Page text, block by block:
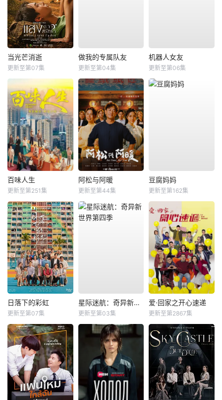
当光芒消逝
更新至第07集
做我的专属队友
更新至第04集
机器人女友
更新至第06集
百味人生
更新至第251集
阿松与阿暖
更新至第44集
豆腐妈妈
更新至第162集
日落下的彩虹
更新至第07集
星际迷航：奇异新世界第四季
更新至第03集
爱·回家之开心速递
更新至第2867集